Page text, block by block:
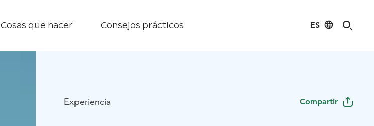
Cosas que hacer Consejos prácticos ES
Experiencia Compartir